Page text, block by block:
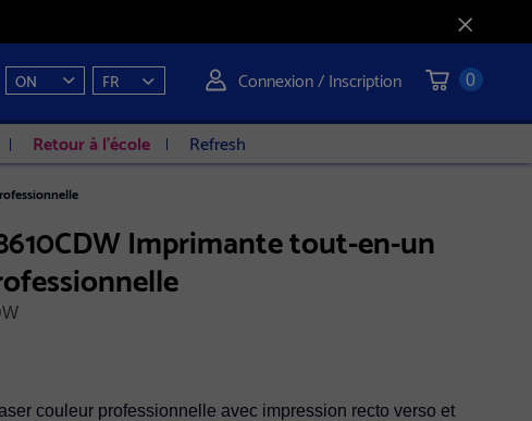
ON FR Connexion / Inscription 0
Retour à l'école Refresh
Imprimante tout-en-un
couleur professionnelle avec impression recto verso et